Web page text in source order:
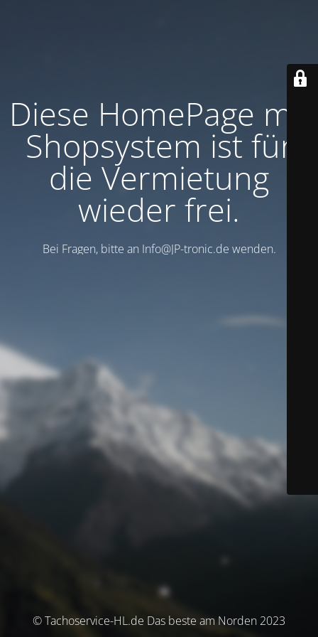
Diese HomePage mit
Shopsystem ist für
die Vermietung
wieder frei.
Bei Fragen, bitte an Info@JP-tronic.de wenden.
© Tachoservice-HL.de Das beste am Norden 2023